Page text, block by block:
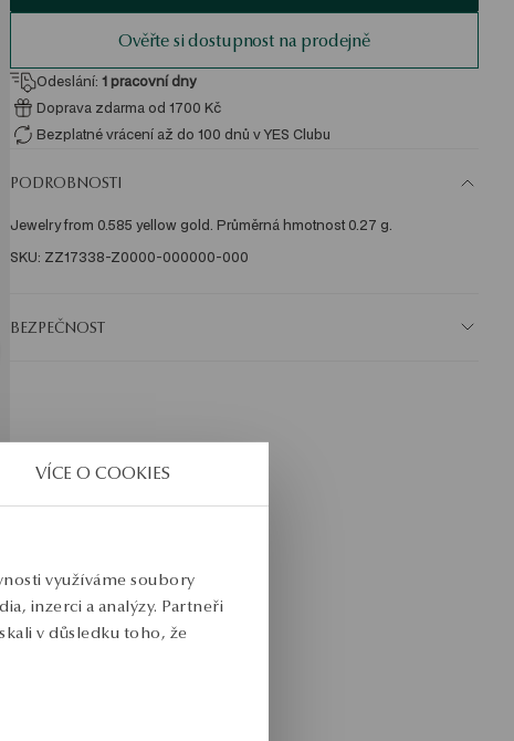
VÍCE O COOKIES
využíváme soubory
inzerci a analýzy. Partneři
v důsledku toho, že
Ověřte si dostupnost na prodejně
Odeslání: 1 pracovní dny
Doprava zdarma od 1700 Kč
Bezplatné vrácení až do 100 dnů v YES Clubu
PODROBNOSTI
Jewelry from 0.585 yellow gold. Průměrná hmotnost 0.27 g.
SKU: ZZ17338-Z0000-000000-000
BEZPEČNOST